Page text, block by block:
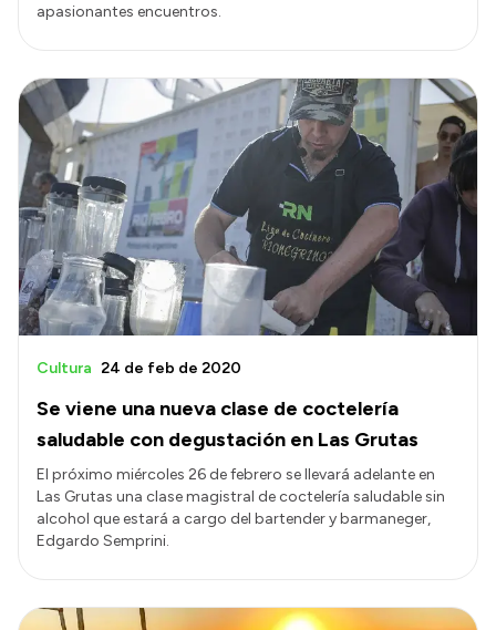
apasionantes encuentros.
Se viene una nueva clase de coctelería
saludable con degustación en Las Grutas
Cultura 24 de feb de 2020
El próximo miércoles 26 de febrero se llevará adelante en
Las Grutas una clase magistral de coctelería saludable sin
alcohol que estará a cargo del bartender y barmaneger,
Edgardo Semprini.